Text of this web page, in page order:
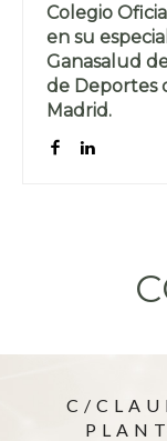
Colegio
en su
Ganasalud
de Deportes
Madrid.
C/